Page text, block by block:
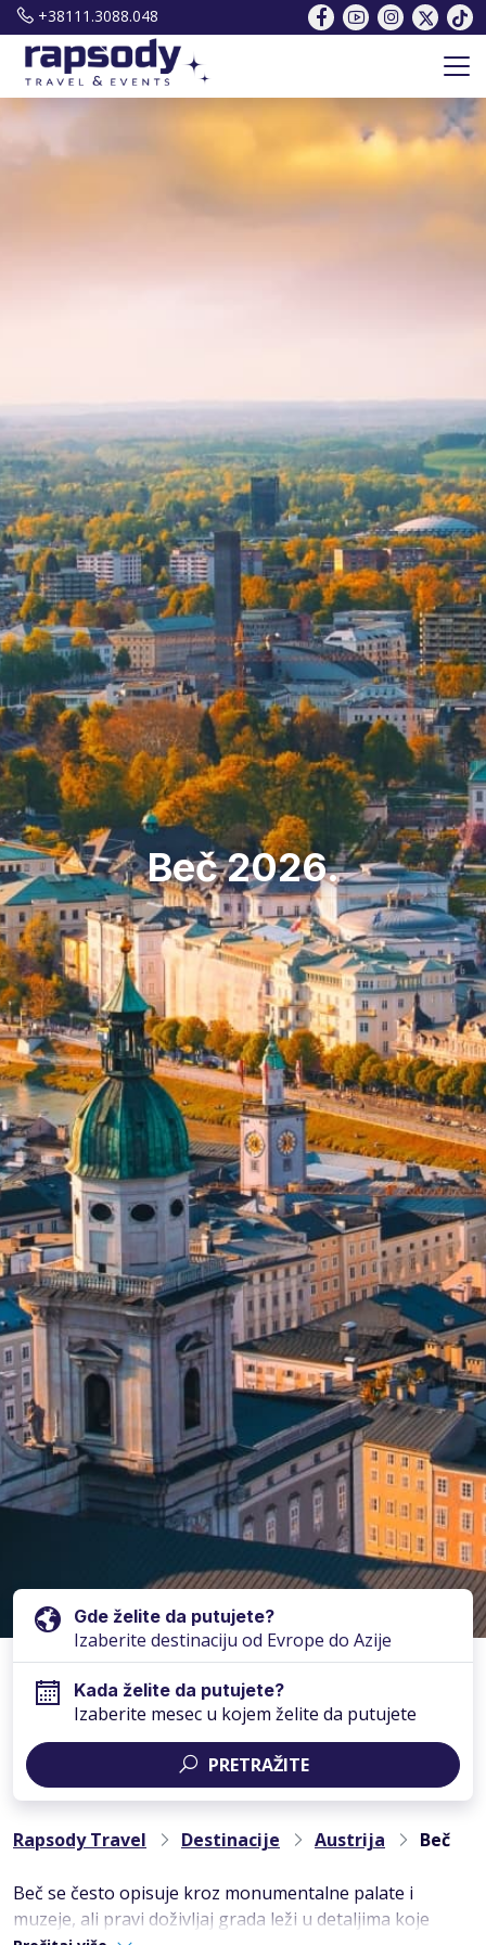
+38111.3088.048
Beč 2026.
Gde želite da putujete?
Kada želite da putujete?
Izaberite mesec u kojem želite da putujete
PRETRAŽITE
Rapsody Travel Destinacije Austrija Beč
Beč se često opisuje kroz monumentalne palate i
muzeje, ali pravi doživljaj grada leži u detaljima koje